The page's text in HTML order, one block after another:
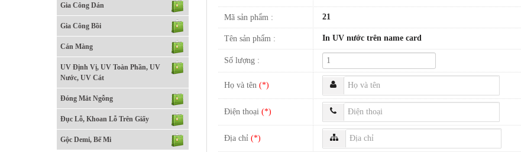
Gia Công Dán
Gia Công Bồi
Cán Màng
UV Định Vị, UV Toàn Phần, UV
Nước, UV Cát
Đóng Mắt Ngỗng
Đục Lỗ, Khoan Lỗ Trên Giấy
Gộc Demi, Bế Mi
Gia công bế hộp
Mã sản phẩm : 21
Tên sản phẩm : In UV nước trên name card
Số lượng :
Họ và tên(*)
Điện thoại(*)
Địa chỉ(*)